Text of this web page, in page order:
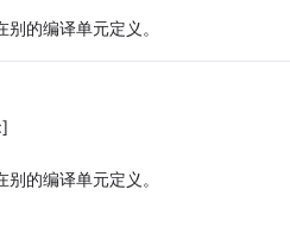
的编译单元定义。
的编译单元定义。